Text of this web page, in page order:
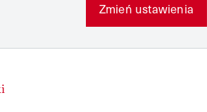
Zmień ustawienia